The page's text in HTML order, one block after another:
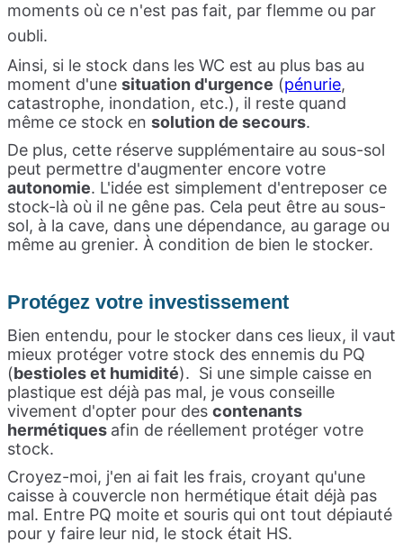
moments où ce n'est pas fait, par flemme ou par
oubli.
Ainsi, si le stock dans les WC est au plus bas au
moment d'une situation d'urgence (pénurie,
catastrophe, inondation, etc.), il reste quand
même ce stock en solution de secours.
De plus, cette réserve supplémentaire au sous-sol
peut permettre d'augmenter encore votre
autonomie. L'idée est simplement d'entreposer ce
stock-là où il ne gêne pas. Cela peut être au sous-
sol, à la cave, dans une dépendance, au garage ou
même au grenier. À condition de bien le stocker.
Protégez votre investissement
Bien entendu, pour le stocker dans ces lieux, il vaut
mieux protéger votre stock des ennemis du PQ
(bestioles et humidité). Si une simple caisse en
plastique est déjà pas mal, je vous conseille
vivement d'opter pour des contenants
hermétiques afin de réellement protéger votre
stock.
Croyez-moi, j'en ai fait les frais, croyant qu'une
caisse à couvercle non hermétique était déjà pas
mal. Entre PQ moite et souris qui ont tout dépiauté
pour y faire leur nid, le stock était HS.